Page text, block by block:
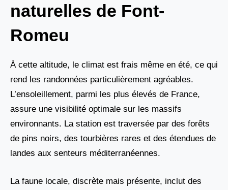
naturelles de Font-
Romeu
À cette altitude, le climat est frais même en été, ce qui
rend les randonnées particulièrement agréables.
L’ensoleillement, parmi les plus élevés de France,
assure une visibilité optimale sur les massifs
environnants. La station est traversée par des forêts
de pins noirs, des tourbières rares et des étendues de
landes aux senteurs méditerranéennes.
La faune locale, discrète mais présente, inclut des